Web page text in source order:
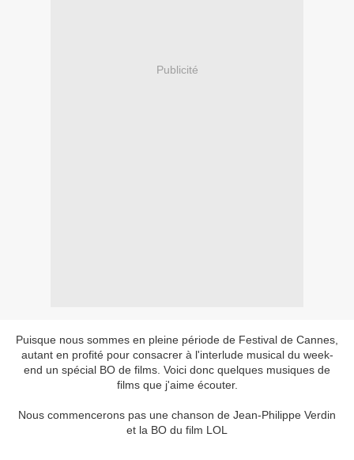
Publicité
Puisque nous sommes en pleine période de Festival de Cannes,
autant en profité pour consacrer à l'interlude musical du week-
end un spécial BO de films. Voici donc quelques musiques de
films que j'aime écouter.
Nous commencerons pas une chanson de Jean-Philippe Verdin
et la BO du film LOL